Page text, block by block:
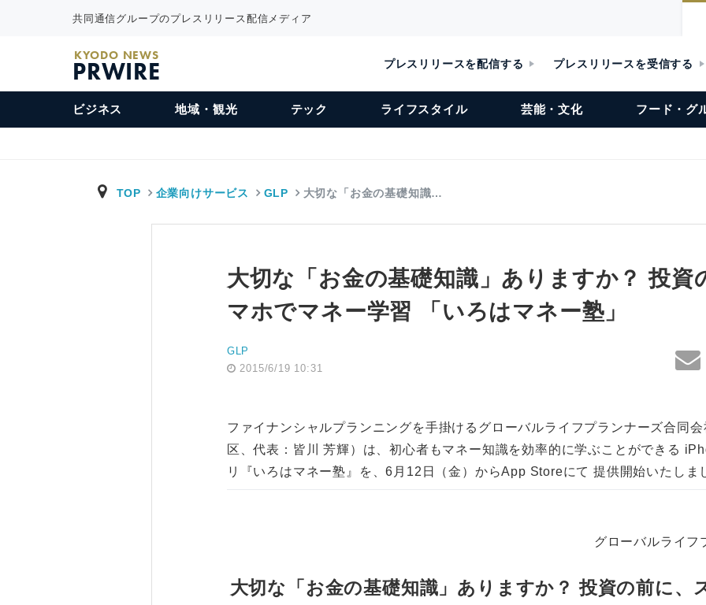
共同通信グループのプレスリリース配信メディア
KYODO NEWS
PRWIRE プレスリリースを配信する プレスリリースを受信する
ビジネス 地域・観光 テック ライフスタイル 芸能・文化 フード・グ
TOP 企業向けサービス GLP 大切な「お金の基礎知識…
大切な「お金の基礎知識」ありますか？ 投資
マホでマネー学習 「いろはマネー塾」
GLP
2015/6/19 10:31
ファイナンシャルプランニングを手掛けるグローバルライフプランナーズ合同会
区、代表：皆川 芳輝）は、初心者もマネー知識を効率的に学ぶことができる
リ『いろはマネー塾』を、6月12日（金）からApp Storeにて 提供開始いたしま
グローバルライフ
大切な「お金の基礎知識」ありますか？ 投資の前に、